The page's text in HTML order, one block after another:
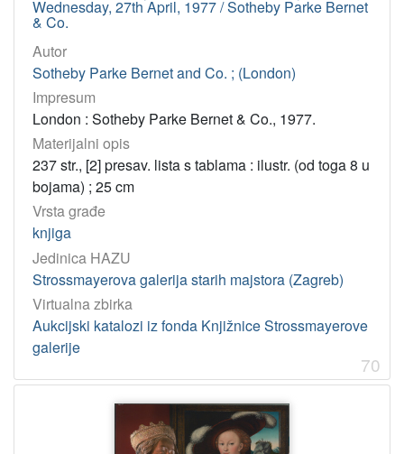
Wednesday, 27th April, 1977 / Sotheby Parke Bernet
& Co.
Autor
Sotheby Parke Bernet and Co. ; (London)
Impresum
London : Sotheby Parke Bernet & Co., 1977.
Materijalni opis
237 str., [2] presav. lista s tablama : ilustr. (od toga 8 u
bojama) ; 25 cm
Vrsta građe
knjiga
Jedinica HAZU
Strossmayerova galerija starih majstora (Zagreb)
Virtualna zbirka
Aukcijski katalozi iz fonda Knjižnice Strossmayerove
galerije
70